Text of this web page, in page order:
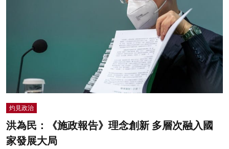
灼見政治
洪為民：《施政報告》理念創新 多層次融入國
家發展大局